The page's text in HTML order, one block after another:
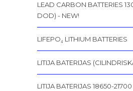
LEAD CARBON BATTERIES
DOD) - NEW!
LIFEPO₄ LITHIUM BATTERIES
LITIJA BATERIJAS
LITIJA BATERIJAS 18650-21700